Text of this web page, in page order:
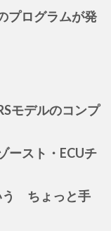
プログラムが発
モデルのコンプ
ースト・ECUチ
う ちょっと手